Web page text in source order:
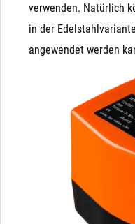
verwenden. Natürlich
in der
angewendet werden